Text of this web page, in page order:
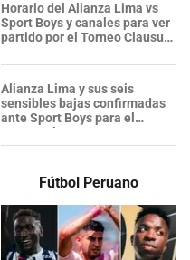
Horario del Alianza Lima vs
Sport Boys y canales para ver
partido por el Torneo Clausura
Alianza Lima y sus seis
sensibles bajas confirmadas
ante Sport Boys para el
Torneo Clausura
Fútbol Peruano